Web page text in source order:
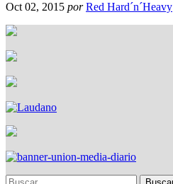
Oct 02, 2015 por Red Hard´n´Heavy